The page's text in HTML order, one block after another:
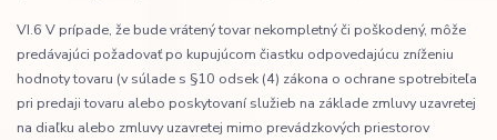
VI.6 V prípade, že bude vrátený tovar nekompletný či poškodený, môže
predávajúci požadovať po kupujúcom čiastku odpovedajúcu zníženiu
hodnoty tovaru (v súlade s §10 odsek (4) zákona o ochrane spotrebiteľa
pri predaji tovaru alebo poskytovaní služieb na základe zmluvy uzavretej
na diaľku alebo zmluvy uzavretej mimo prevádzkových priestorov